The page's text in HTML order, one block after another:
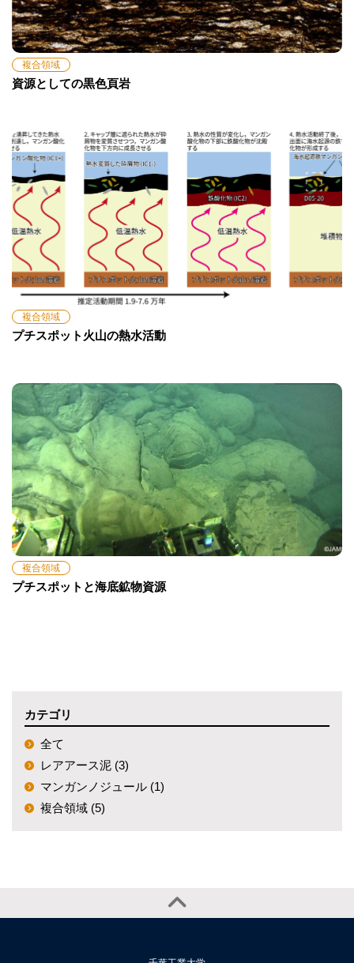
複合領域
資源としての黒色頁岩
複合領域
プチスポット火山の熱水活動
複合領域
プチスポットと海底鉱物資源
カテゴリ
全て
レアアース泥 (3)
マンガンノジュール (1)
複合領域 (5)